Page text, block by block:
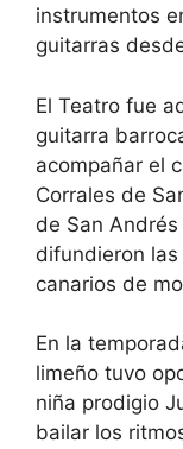
instrumentos
guitarras
El Teatro fue
guitarra
acompañar el
Corrales de
de San
difundieron
canarios de
En la
limeño tuvo
niña prodigio
bailar los